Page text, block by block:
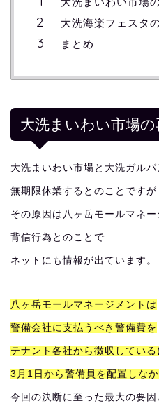
大洗海楽フェスタ
まとめ
大洗まいわい市場の
大洗まいわい市場と大洗ガル
無期限休業するとのことですが
その原因は八ヶ岳モールマネ
背信行為とのことで
ネットにも情報が出ています。
八ヶ岳モールマネージメントは
警備会社に支払うべき警備費を
テナント各社から徴収してい
3月1日から警備員を配置しなか
今回の決断に至った最大の要